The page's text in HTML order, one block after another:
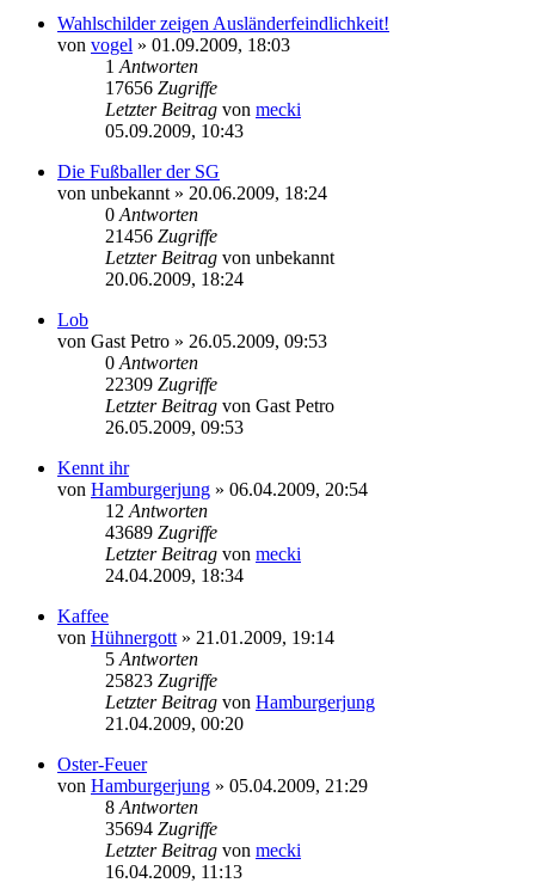
Wahlschilder zeigen Ausländerfeindlichkeit!
von vogel » 01.09.2009, 18:03
1 Antworten
17656 Zugriffe
Letzter Beitrag von mecki
05.09.2009, 10:43
Die Fußballer der SG
von unbekannt » 20.06.2009, 18:24
0 Antworten
21456 Zugriffe
Letzter Beitrag von unbekannt
20.06.2009, 18:24
Lob
von Gast Petro » 26.05.2009, 09:53
0 Antworten
22309 Zugriffe
Letzter Beitrag von Gast Petro
26.05.2009, 09:53
Kennt ihr
von Hamburgerjung » 06.04.2009, 20:54
12 Antworten
43689 Zugriffe
Letzter Beitrag von mecki
24.04.2009, 18:34
Kaffee
von Hühnergott » 21.01.2009, 19:14
5 Antworten
25823 Zugriffe
Letzter Beitrag von Hamburgerjung
21.04.2009, 00:20
Oster-Feuer
von Hamburgerjung » 05.04.2009, 21:29
8 Antworten
35694 Zugriffe
Letzter Beitrag von mecki
16.04.2009, 11:13